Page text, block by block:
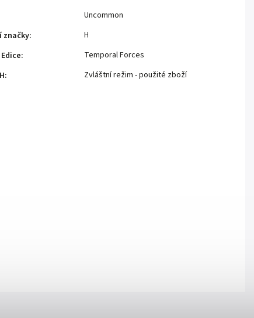
Uncommon
značky:
H
:
Temporal Forces
: Zvláštní režim - použité zboží